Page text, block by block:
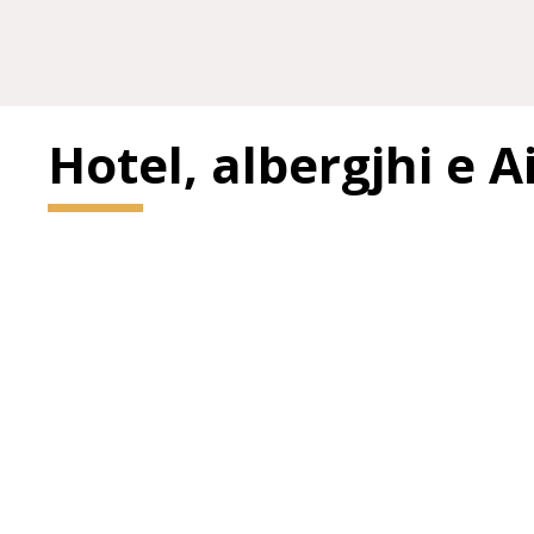
Hotel, albergjhi e